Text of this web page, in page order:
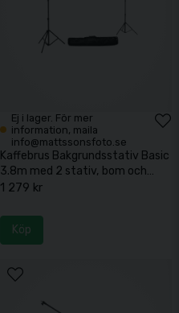
Ej i lager. För mer
information, maila
info@mattssonsfoto.se
Kaffebrus Bakgrundsstativ Basic
3.8m med 2 stativ, bom och
väska
1 279 kr
Köp